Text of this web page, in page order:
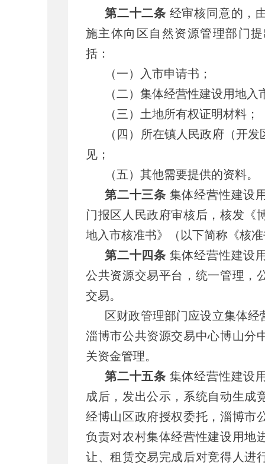
第二十二条 经审核同意的，
施主体向区自然资源管理部门
括：
（一）入市申请书；
（二）集体经营性建设用地入
（三）土地所有权证明材料；
（四）所在镇人民政府（开
见；
（五）其他需要提供的资料。
第二十三条 集体经营性建设
门报区人民政府审核后，核发《
地入市核准书》（以下简称《核
第二十四条 集体经营性建设
公共资源交易平台，统一管理，
交易。
区财政管理部门应设立集体
淄博市公共资源交易中心博山分
关资金管理。
第二十五条 集体经营性建设
成后，发出公示，系统自动生成
经博山区政府授权委托，淄博市
负责对农村集体经营性建设用地
让、租赁交易完成后对竞得人进